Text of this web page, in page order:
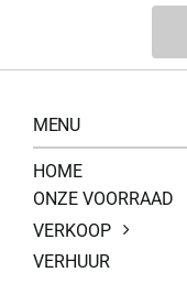
MENU
HOME
ONZE VOORRAAD
VERKOOP
VERHUUR